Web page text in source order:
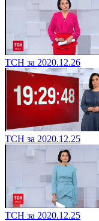
ТСН за 2020.12.26
ТСН за 2020.12.25
ТСН за 2020.12.25